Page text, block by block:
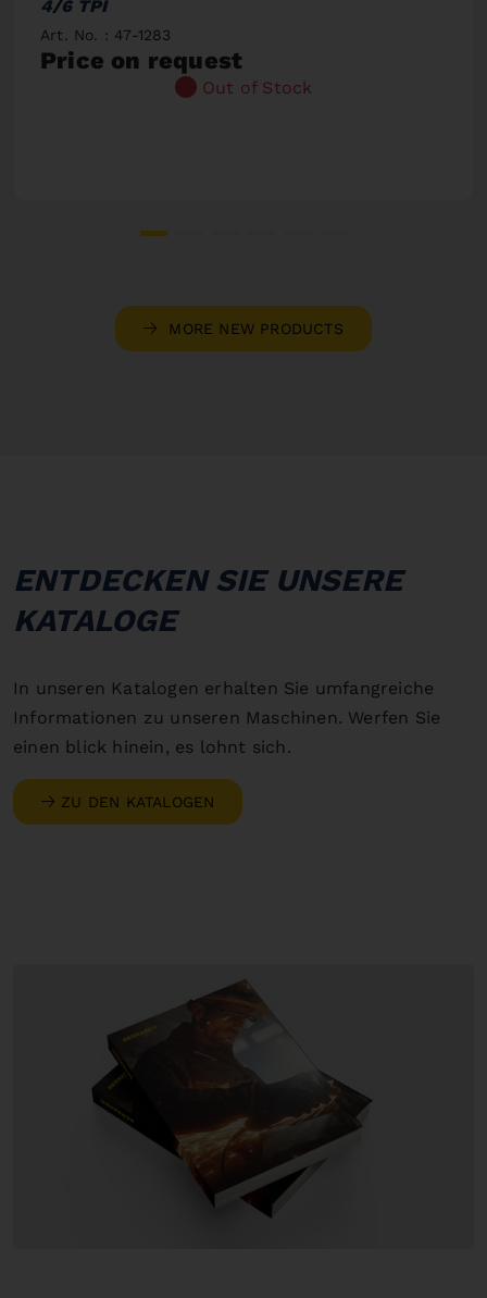
4/6 TPI
Art. No. : 47-1283
Price on request
Out of Stock
MORE NEW PRODUCTS
ENTDECKEN SIE UNSERE
KATALOGE
In unseren Katalogen erhalten Sie umfangreiche
Informationen zu unseren Maschinen. Werfen Sie
einen blick hinein, es lohnt sich.
ZU DEN KATALOGEN